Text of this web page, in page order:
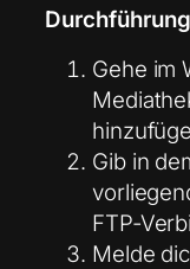
Durchführung
Gehe im
Gib in
FTP-
Melde